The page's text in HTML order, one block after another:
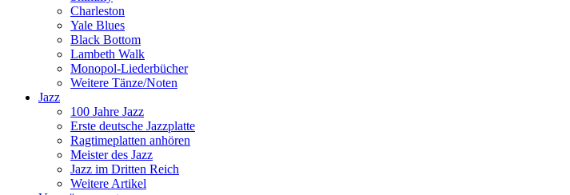
Charleston
Yale Blues
Black Bottom
Lambeth Walk
Monopol-Liederbücher
Weitere Tänze/Noten
Jazz
100 Jahre Jazz
Erste deutsche Jazzplatte
Ragtimeplatten anhören
Meister des Jazz
Jazz im Dritten Reich
Weitere Artikel